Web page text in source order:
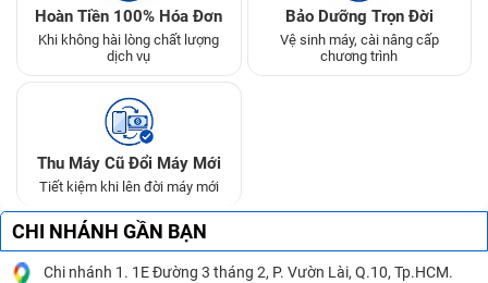
Hoàn Tiền 100% Hóa Đơn
Khi không hài lòng chất lượng
dịch vụ
Bảo Dưỡng Trọn Đời
Vệ sinh máy, cài nâng cấp
chương trình
Thu Máy Cũ Đổi Máy Mới
Tiết kiệm khi lên đời máy mới
CHI NHÁNH GẦN BẠN
Chi nhánh 1. 1E Đường 3 tháng 2, P. Vườn Lài, Q.10, Tp.HCM.